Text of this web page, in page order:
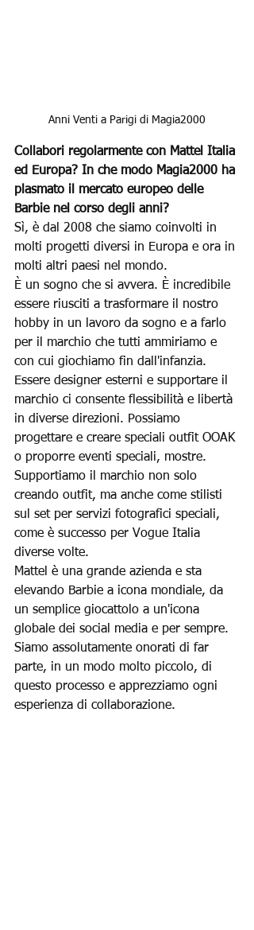
Anni Venti a Parigi di Magia2000
Collabori regolarmente con Mattel Italia
ed Europa? In che modo Magia2000 ha
plasmato il mercato europeo delle
Barbie nel corso degli anni?
Sì, è dal 2008 che siamo coinvolti in
molti progetti diversi in Europa e ora in
molti altri paesi nel mondo.
È un sogno che si avvera. È incredibile
essere riusciti a trasformare il nostro
hobby in un lavoro da sogno e a farlo
per il marchio che tutti ammiriamo e
con cui giochiamo fin dall'infanzia.
Essere designer esterni e supportare il
marchio ci consente flessibilità e libertà
in diverse direzioni. Possiamo
progettare e creare speciali outfit OOAK
o proporre eventi speciali, mostre.
Supportiamo il marchio non solo
creando outfit, ma anche come stilisti
sul set per servizi fotografici speciali,
come è successo per Vogue Italia
diverse volte.
Mattel è una grande azienda e sta
elevando Barbie a icona mondiale, da
un semplice giocattolo a un'icona
globale dei social media e per sempre.
Siamo assolutamente onorati di far
parte, in un modo molto piccolo, di
questo processo e apprezziamo ogni
esperienza di collaborazione.